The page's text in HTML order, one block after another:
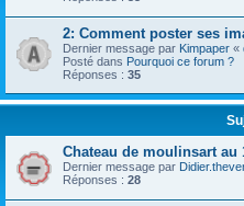
2: Comment poster ses
Dernier message par Kimpaper «
Posté dans Pourquoi ce forum ?
Réponses : 35
Chateau de moulinsart au
Dernier message par
Réponses : 28